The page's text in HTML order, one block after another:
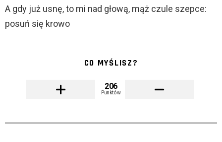
A gdy już usnę, to mi nad głową, mąż czule szepce:
posuń się krowo
CO MYŚLISZ?
206
Punktów